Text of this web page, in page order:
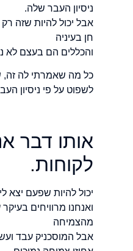
ניסיון העבר שלה.
אבל יכול להיות שזה
חן בעיניה
והכללים הם בעצם לא
כל מה שאמרתי לה זה,
לשפוט על פי ניסיון
אותו דבר
לקוחות.
יכול להיות שפעם יצא
ואנחנו מרוויחים
מהצמיחה
אבל המוסכניק עבד